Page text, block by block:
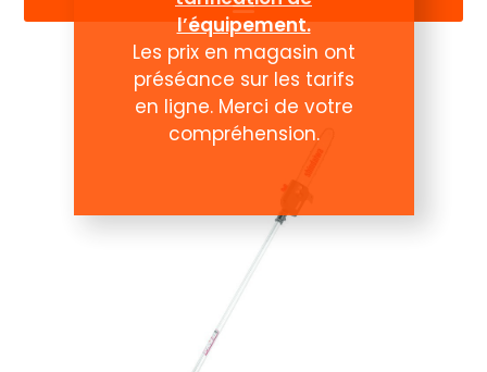
l’équipement.
Les prix en magasin ont
préséance sur les tarifs
en ligne. Merci de votre
compréhension.